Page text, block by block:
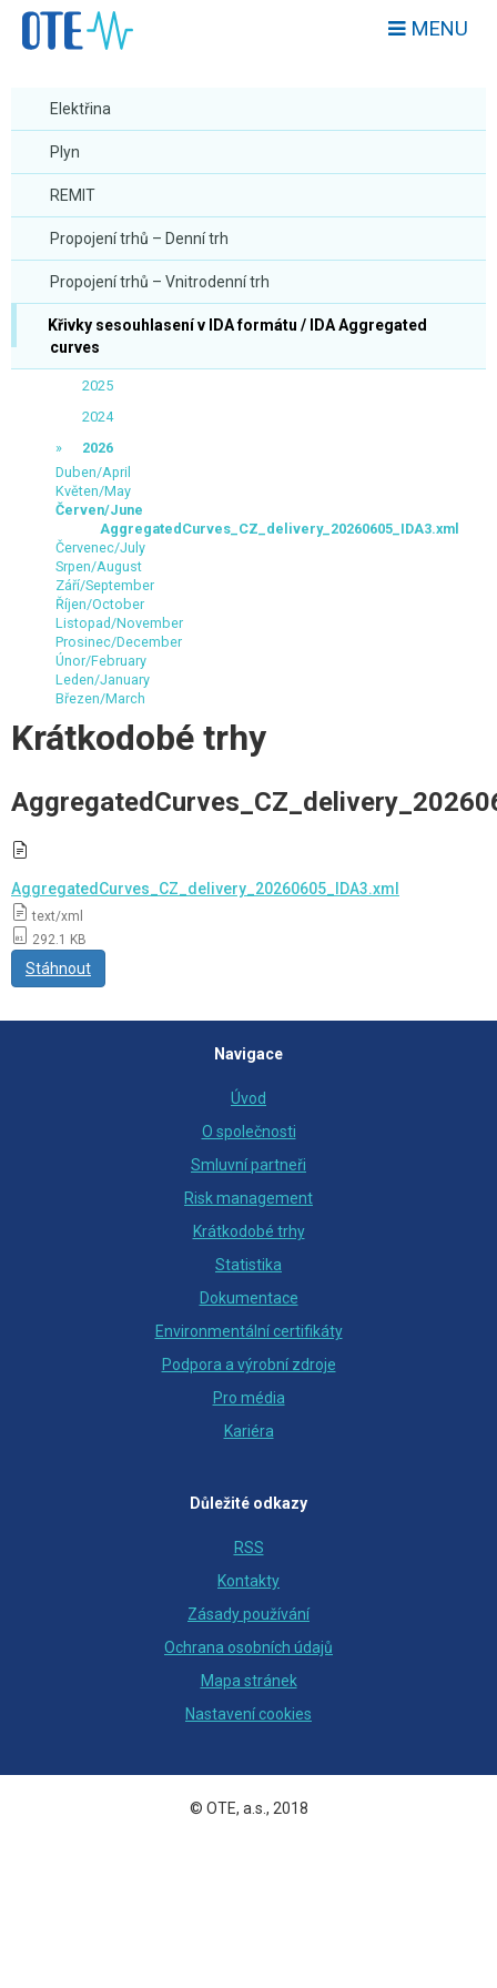
MENU
Elektřina
Plyn
REMIT
Propojení trhů – Denní trh
Propojení trhů – Vnitrodenní trh
Křivky sesouhlasení v IDA formátu / IDA Aggregated
curves
2025
2024
2026
Duben/April
Květen/May
Červen/June
AggregatedCurves_CZ_delivery_20260605_IDA3.xml
Červenec/July
Srpen/August
Září/September
Říjen/October
Listopad/November
Prosinec/December
Únor/February
Leden/January
Březen/March
Krátkodobé trhy
AggregatedCurves_CZ_delivery_20260605_IDA3.xml
text/xml
292.1 KB
Stáhnout
Navigace
Úvod
O společnosti
Smluvní partneři
Risk management
Krátkodobé trhy
Statistika
Dokumentace
Environmentální certifikáty
Podpora a výrobní zdroje
Pro média
Kariéra
Důležité odkazy
RSS
Kontakty
Zásady používání
Ochrana osobních údajů
Mapa stránek
Nastavení cookies
© OTE, a.s., 2018